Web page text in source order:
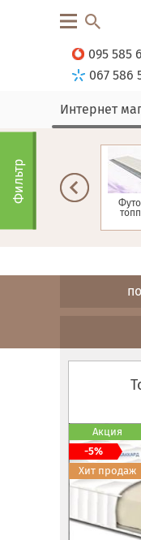
095 585
067 586
Интернет
Матрасы зима-
Фильтр
Акция
-5%
Хит продаж